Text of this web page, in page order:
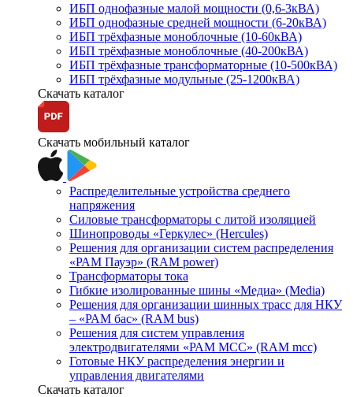
ИБП однофазные малой мощности (0,6-3кВА)
ИБП однофазные средней мощности (6-20кВА)
ИБП трёхфазные моноблочные (10-60кВА)
ИБП трёхфазные моноблочные (40-200кВА)
ИБП трёхфазные трансформаторные (10-500кВА)
ИБП трёхфазные модульные (25-1200кВА)
Скачать каталог
Скачать мобильный каталог
Распределительные устройства среднего
напряжения
Силовые трансформаторы с литой изоляцией
Шинопроводы «Геркулес» (Hercules)
Решения для организации систем распределения
«РАМ Пауэр» (RAM power)
Трансформаторы тока
Гибкие изолированные шины «Медиа» (Media)
Решения для организации шинных трасс для НКУ
– «РАМ бас» (RAM bus)
Решения для систем управления
электродвигателями «РАМ МСС» (RAM mcc)
Готовые НКУ распределения энергии и
управления двигателями
Скачать каталог